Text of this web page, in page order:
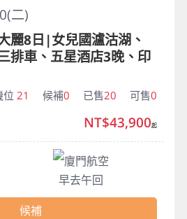
二)
麗8日|女兒國瀘沽湖、
排車、五星酒店3晚、印
位 21 候補0 已售20 可售0
廈門航空
早去午回
NT$43,900起
候補